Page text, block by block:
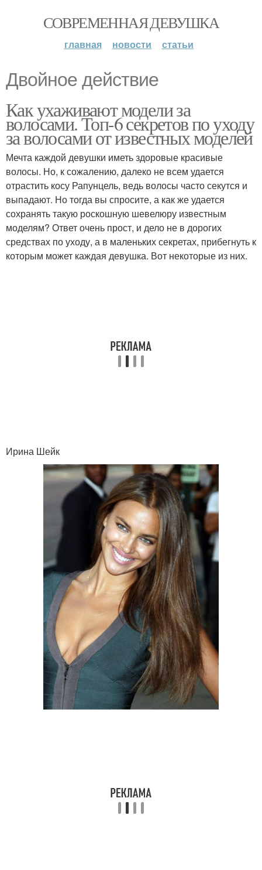
СОВРЕМЕННАЯ ДЕВУШКА
главная новости статьи
Двойное действие
Как ухаживают модели за
волосами. Топ-6 секретов по уходу
за волосами от известных моделей
Мечта каждой девушки иметь здоровые красивые
волосы. Но, к сожалению, далеко не всем удается
отрастить косу Рапунцель, ведь волосы часто секутся и
выпадают. Но тогда вы спросите, а как же удается
сохранять такую роскошную шевелюру известным
моделям? Ответ очень прост, и дело не в дорогих
средствах по уходу, а в маленьких секретах, прибегнуть к
которым может каждая девушка. Вот некоторые из них.
Ирина Шейк